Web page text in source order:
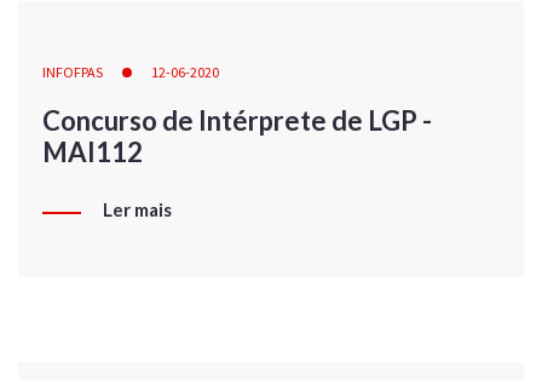
INFOFPAS 12-06-2020
Concurso de Intérprete de LGP -
MAI112
Ler mais